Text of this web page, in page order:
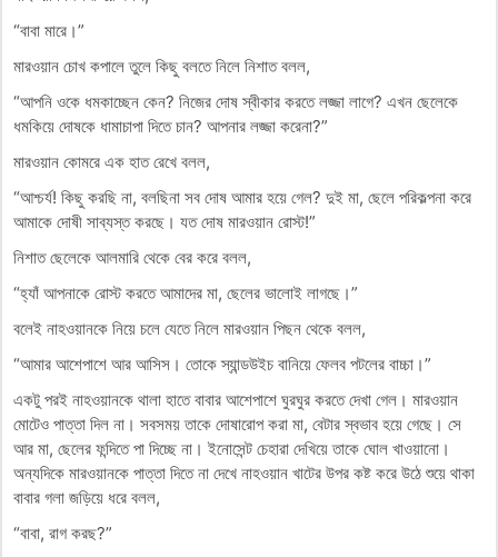
“বাবা মারে।”
মারওয়ান চোখ কপালে তুলে কিছু বলতে নিলে নিশাত বলল,
“আপনি ওকে ধমকাচ্ছেন কেন? নিজের দোষ স্বীকার করতে লজ্জা লাগে? এখন ছেলেকে
ধমকিয়ে দোষকে ধামাচাপা দিতে চান? আপনার লজ্জা করেনা?”
মারওয়ান কোমরে এক হাত রেখে বলল,
“আশ্চর্য! কিছু করছি না, বলছিনা সব দোষ আমার হয়ে গেল? দুই মা, ছেলে পরিকল্পনা করে
আমাকে দোষী সাব্যস্ত করছে। যত দোষ মারওয়ান রোস্ট!”
নিশাত ছেলেকে আলমারি থেকে বের করে বলল,
“হ্যাঁ আপনাকে রোস্ট করতে আমাদের মা, ছেলের ভালোই লাগছে।”
বলেই নাহওয়ানকে নিয়ে চলে যেতে নিলে মারওয়ান পিছন থেকে বলল,
“আমার আশেপাশে আর আসিস। তোকে স্যান্ডউইচ বানিয়ে ফেলব পটলের বাচ্চা।”
একটু পরই নাহওয়ানকে থালা হাতে বাবার আশেপাশে ঘুরঘুর করতে দেখা গেল। মারওয়ান
মোটেও পাত্তা দিল না। সবসময় তাকে দোষারোপ করা মা, বেটার স্বভাব হয়ে গেছে। সে
আর মা, ছেলের ফন্দিতে পা দিচ্ছে না। ইনোসেন্ট চেহারা দেখিয়ে তাকে ঘোল খাওয়ানো।
অন্যদিকে মারওয়ানকে পাত্তা দিতে না দেখে নাহওয়ান খাটের উপর কষ্ট করে উঠে শুয়ে থাকা
বাবার গলা জড়িয়ে ধরে বলল,
“বাবা, রাগ করছ?”